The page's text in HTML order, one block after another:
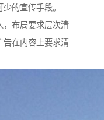
的宣传手段。
，布局要求层次清
告在内容上要求清